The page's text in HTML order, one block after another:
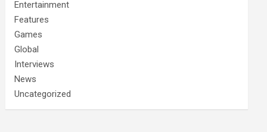
Entertainment
Features
Games
Global
Interviews
News
Uncategorized